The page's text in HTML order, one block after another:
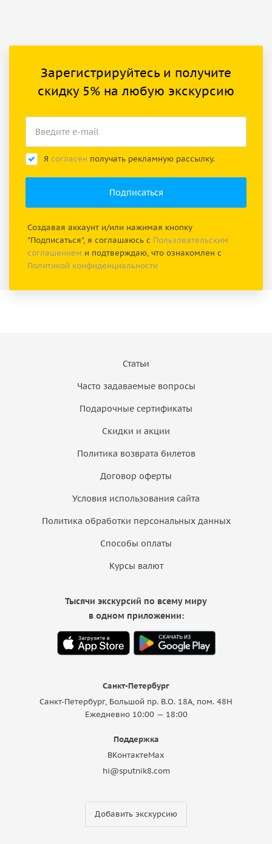
Зарегистрируйтесь и получите
скидку 5% на любую экскурсию
Я согласен получать рекламную рассылку.
Создавая аккаунт и/или нажимая кнопку
"Подписаться", я соглашаюсь с Пользовательским
соглашением и подтверждаю, что ознакомлен с
Политикой конфиденциальности
Статьи
Часто задаваемые вопросы
Подарочные сертификаты
Скидки и акции
Политика возврата билетов
Договор оферты
Условия использования сайта
Политика обработки персональных данных
Способы оплаты
Курсы валют
Санкт-Петербург
Санкт-Петербург, Большой пр. В.О. 18A, пом. 48Н
Ежедневно 10:00 — 18:00
Поддержка
ВКонтактеMax
hi@sputnik8.com
Добавить экскурсию
Тысячи экскурсий по всему миру
в одном приложении: